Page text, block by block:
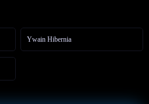
Ywain Hibernia